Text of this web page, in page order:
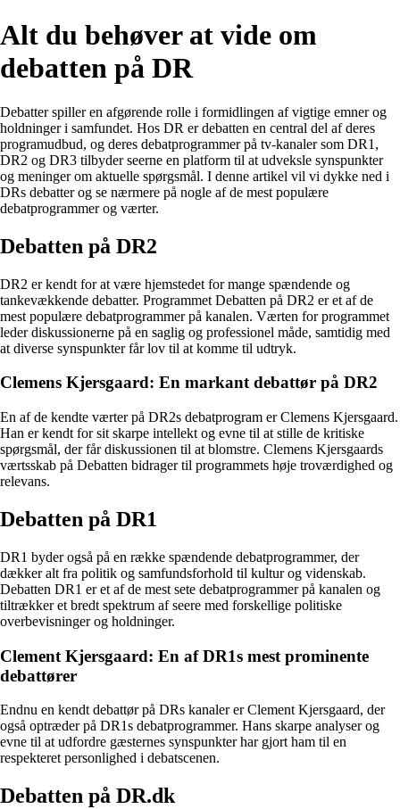
Alt du behøver at vide om
debatten på DR
Debatter spiller en afgørende rolle i formidlingen af vigtige emner og
holdninger i samfundet. Hos DR er debatten en central del af deres
programudbud, og deres debatprogrammer på tv-kanaler som DR1,
DR2 og DR3 tilbyder seerne en platform til at udveksle synspunkter
og meninger om aktuelle spørgsmål. I denne artikel vil vi dykke ned i
DRs debatter og se nærmere på nogle af de mest populære
debatprogrammer og værter.
Debatten på DR2
DR2 er kendt for at være hjemstedet for mange spændende og
tankevækkende debatter. Programmet Debatten på DR2 er et af de
mest populære debatprogrammer på kanalen. Værten for programmet
leder diskussionerne på en saglig og professionel måde, samtidig med
at diverse synspunkter får lov til at komme til udtryk.
Clemens Kjersgaard: En markant debattør på DR2
En af de kendte værter på DR2s debatprogram er Clemens Kjersgaard.
Han er kendt for sit skarpe intellekt og evne til at stille de kritiske
spørgsmål, der får diskussionen til at blomstre. Clemens Kjersgaards
værtsskab på Debatten bidrager til programmets høje troværdighed og
relevans.
Debatten på DR1
DR1 byder også på en række spændende debatprogrammer, der
dækker alt fra politik og samfundsforhold til kultur og videnskab.
Debatten DR1 er et af de mest sete debatprogrammer på kanalen og
tiltrækker et bredt spektrum af seere med forskellige politiske
overbevisninger og holdninger.
Clement Kjersgaard: En af DR1s mest prominente
debattører
Endnu en kendt debattør på DRs kanaler er Clement Kjersgaard, der
også optræder på DR1s debatprogrammer. Hans skarpe analyser og
evne til at udfordre gæsternes synspunkter har gjort ham til en
respekteret personlighed i debatscenen.
Debatten på DR.dk